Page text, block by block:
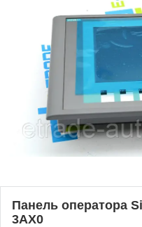
Панель оператора
3AX0